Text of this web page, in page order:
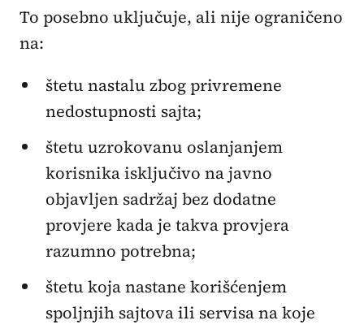
To posebno uključuje, ali nije ograničeno
na:
štetu nastalu zbog privremene
nedostupnosti sajta;
štetu uzrokovanu oslanjanjem
korisnika isključivo na javno
objavljen sadržaj bez dodatne
provjere kada je takva provjera
razumno potrebna;
štetu koja nastane korišćenjem
spoljnjih sajtova ili servisa na koje